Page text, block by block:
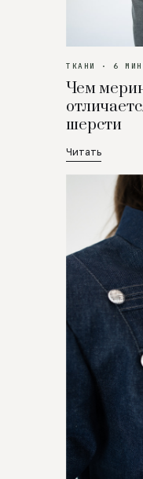
ТКАНИ · 6 МИН
Чем
шерсти
Читать